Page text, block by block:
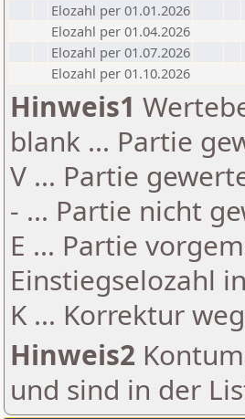
Elozahl per 01.01.2026
Elozahl per 01.04.2026
Elozahl per 01.07.2026
Elozahl per 01.10.2026
Hinweis1
blank ... Partie
V ... Partie
- ... Partie nicht
E ... Partie
Einstiegselozahl
K ... Korrektur
Hinweis2
und sind in der